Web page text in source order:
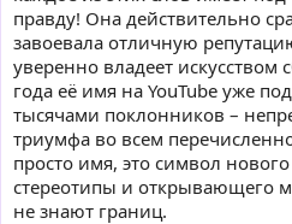
правду! Она действительно
завоевала отличную
уверенно владеет искусством
года её имя на YouTube уже
тысячами поклонников –
триумфа во всем
просто имя, это символ
стереотипы и открывающего
не знают границ.